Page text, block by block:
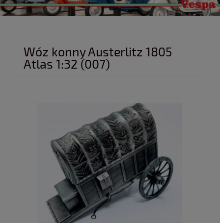
Wóz konny Austerlitz 1805
Atlas 1:32 (007)